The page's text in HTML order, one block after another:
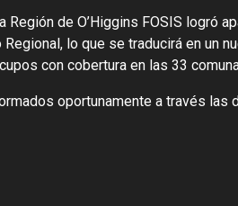
Región de O’Higgins FOSIS logró
lo que se traducirá en un
con cobertura en las 33
oportunamente a través